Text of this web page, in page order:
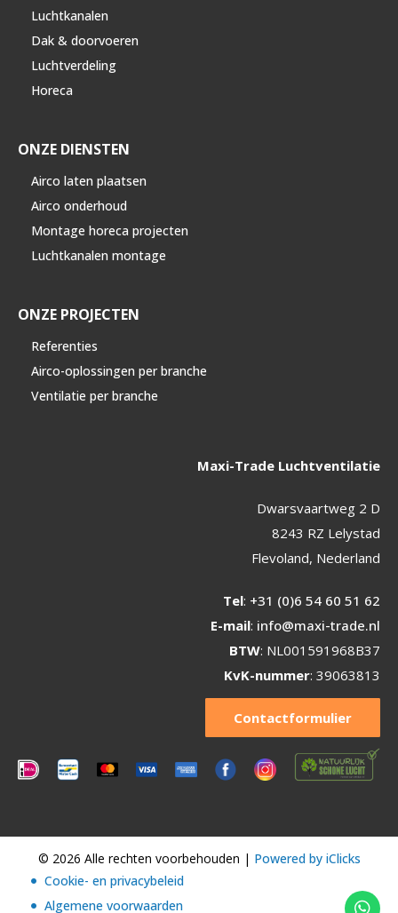
Luchtkanalen
Dak & doorvoeren
Luchtverdeling
Horeca
ONZE DIENSTEN
Airco laten plaatsen
Airco onderhoud
Montage horeca projecten
Luchtkanalen montage
ONZE PROJECTEN
Referenties
Airco-oplossingen per branche
Ventilatie per branche
Maxi-Trade Luchtventilatie
Dwarsvaartweg 2 D
8243 RZ Lelystad
Flevoland, Nederland
Tel: +31 (0)6 54 60 51 62
E-mail: info@maxi-trade.nl
BTW: NL001591968B37
KvK-nummer: 39063813
Contactformulier
© 2026 Alle rechten voorbehouden | Powered by iClicks
Cookie- en privacybeleid
Algemene voorwaarden